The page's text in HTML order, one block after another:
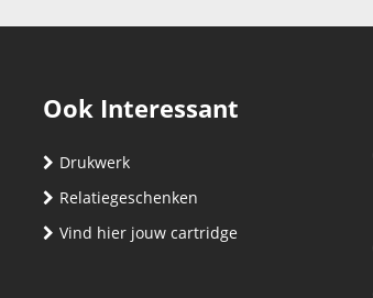
Ook Interessant
Drukwerk
Relatiegeschenken
Vind hier jouw cartridge